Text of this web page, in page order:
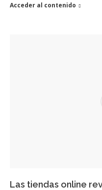
Acceder al contenido
Las tiendas online